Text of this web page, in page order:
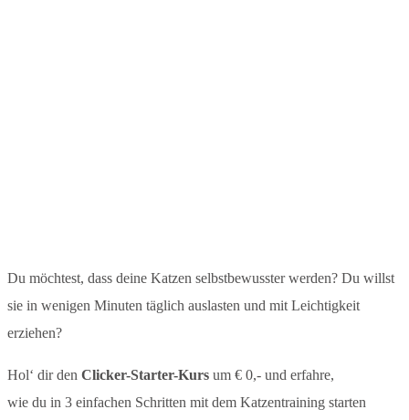
Du möchtest, dass deine Katzen selbstbewusster werden? Du willst
sie in wenigen Minuten täglich auslasten und mit Leichtigkeit
erziehen?
Hol‘ dir den Clicker-Starter-Kurs um € 0,- und erfahre,
wie du in 3 einfachen Schritten mit dem Katzentraining starten